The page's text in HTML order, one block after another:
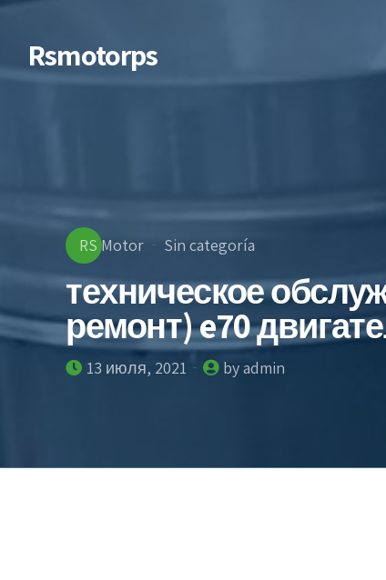
Rsmotorps
RS Motor Sin categoría
техническое
ремонт) e70
13 июля, 2021 by admin